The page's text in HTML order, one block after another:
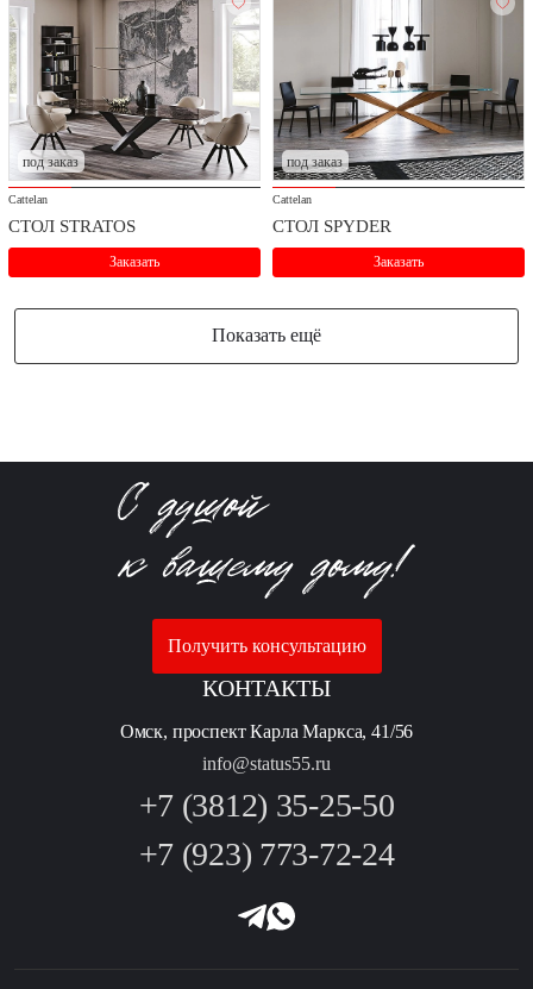
под заказ
Cattelan
СТОЛ STRATOS
Заказать
под заказ
Cattelan
СТОЛ SPYDER
Заказать
Показать ещё
Получить консультацию
КОНТАКТЫ
Омск, проспект Карла Маркса, 41/56
info@status55.ru
+7 (3812) 35-25-50
+7 (923) 773-72-24